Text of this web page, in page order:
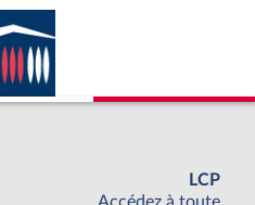
LCP
Accédez à toute